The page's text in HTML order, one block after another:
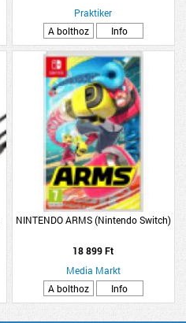
Praktiker
A bolthoz
Info
NINTENDO ARMS (Nintendo Switch)
18 899 Ft
Media Markt
A bolthoz
Info